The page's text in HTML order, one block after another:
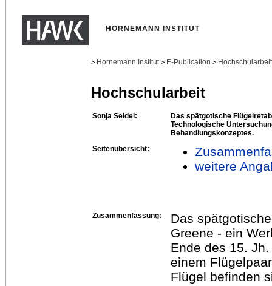
HORNEMANN INSTITUT
> Hornemann Institut > E-Publication >
Hochschularbeit
Sonja Seidel:
Das spätgotische
Technologische
Behandlungskonzeptes.
Seitenübersicht:
weitere
Zusammenfassung:
Das
Greene - ein
Ende des 15.
einem
Flügel befinden